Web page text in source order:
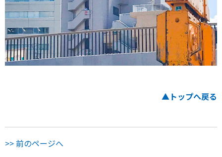
▲トップへ戻る
>> 前のページへ